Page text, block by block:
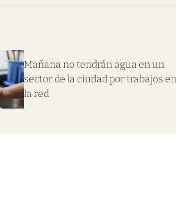
Mañana no tendrán agua en un
sector de la ciudad por trabajos en
la red